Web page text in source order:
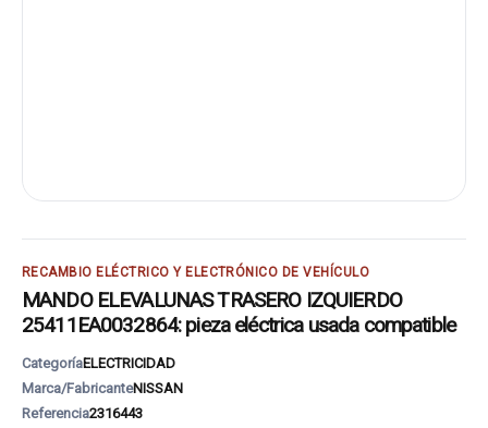
RECAMBIO ELÉCTRICO Y ELECTRÓNICO DE VEHÍCULO
MANDO ELEVALUNAS TRASERO IZQUIERDO
25411EA0032864: pieza eléctrica usada compatible
CategoríaELECTRICIDAD
Marca/FabricanteNISSAN
Referencia2316443